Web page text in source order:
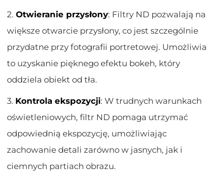
2.Otwieranie przysłony: Filtry ND pozwalają na
większe otwarcie przysłony, co jest szczególnie
przydatne przy fotografii portretowej. Umożliwia
to uzyskanie pięknego efektu bokeh, który
oddziela obiekt od tła.
3. Kontrola ekspozycji: W trudnych warunkach
oświetleniowych, filtr ND pomaga utrzymać
odpowiednią ekspozycję, umożliwiając
zachowanie detali zarówno w jasnych, jak i
ciemnych partiach obrazu.